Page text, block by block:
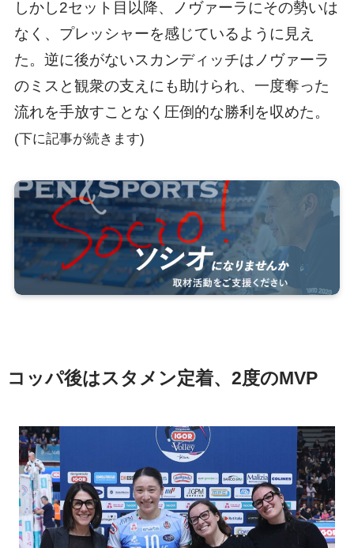
しかし2セット目以降、ノヴァーラにその勢いは
なく、プレッシャーを感じているように見え
た。逆に後がないスカンディッチはノヴァーラ
のミスと観衆の支えにも助けられ、一度奪った
流れを手放すことなく圧倒的な勝利を収めた。
(下に記事が続きます)
コッパ後はスタメン定着、2度のMVP